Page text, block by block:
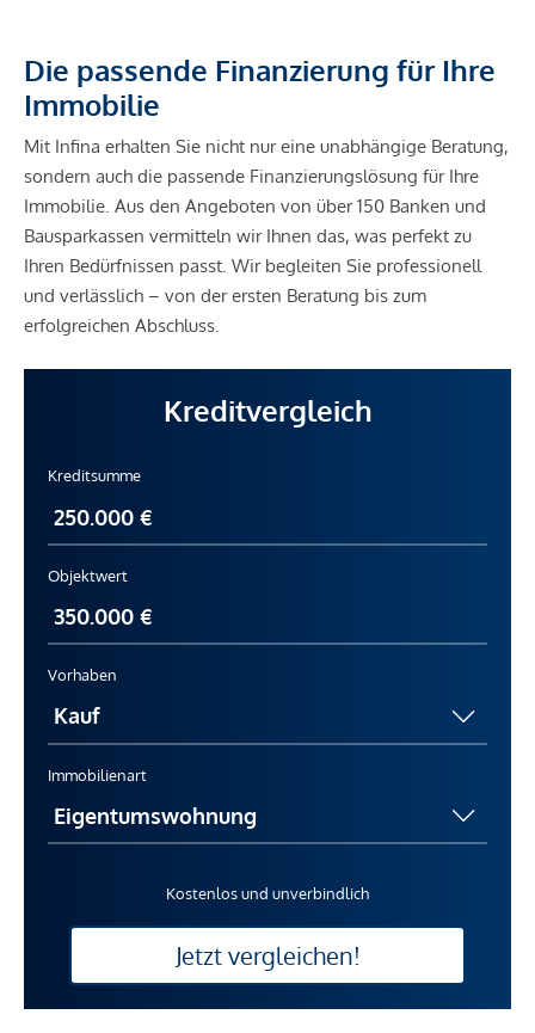
Die passende Finanzierung für Ihre
Immobilie
Mit Infina erhalten Sie nicht nur eine unabhängige Beratung,
sondern auch die passende Finanzierungslösung für Ihre
Immobilie. Aus den Angeboten von über 150 Banken und
Bausparkassen vermitteln wir Ihnen das, was perfekt zu
Ihren Bedürfnissen passt. Wir begleiten Sie professionell
und verlässlich – von der ersten Beratung bis zum
erfolgreichen Abschluss.
Kreditvergleich
Kreditsumme
Objektwert
Vorhaben
Immobilienart
Kostenlos und unverbindlich
Jetzt vergleichen!